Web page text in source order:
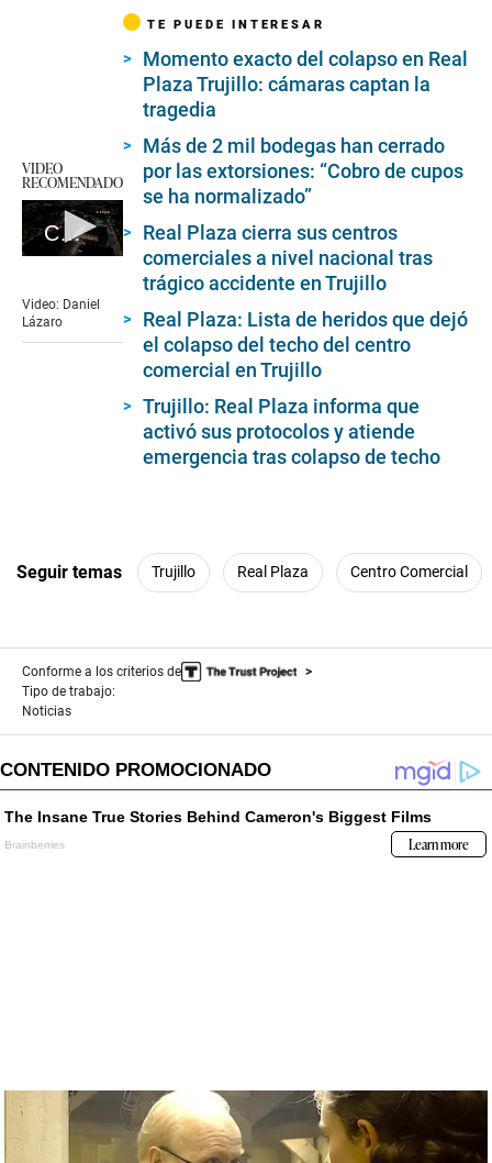
VIDEO
RECOMENDADO
Colapsa techo del patio de comidas del Real Plaza Trujillo
of
1
Video: Daniel
Lázaro
TE PUEDE INTERESAR
Momento exacto del colapso en Real
Plaza Trujillo: cámaras captan la
tragedia
Más de 2 mil bodegas han cerrado
por las extorsiones: “Cobro de cupos
se ha normalizado”
Real Plaza cierra sus centros
comerciales a nivel nacional tras
trágico accidente en Trujillo
Real Plaza: Lista de heridos que dejó
el colapso del techo del centro
comercial en Trujillo
Trujillo: Real Plaza informa que
activó sus protocolos y atiende
emergencia tras colapso de techo
Seguir temas Trujillo Real Plaza Centro Comercial
Conforme a los criterios de
Tipo de trabajo:
Noticias